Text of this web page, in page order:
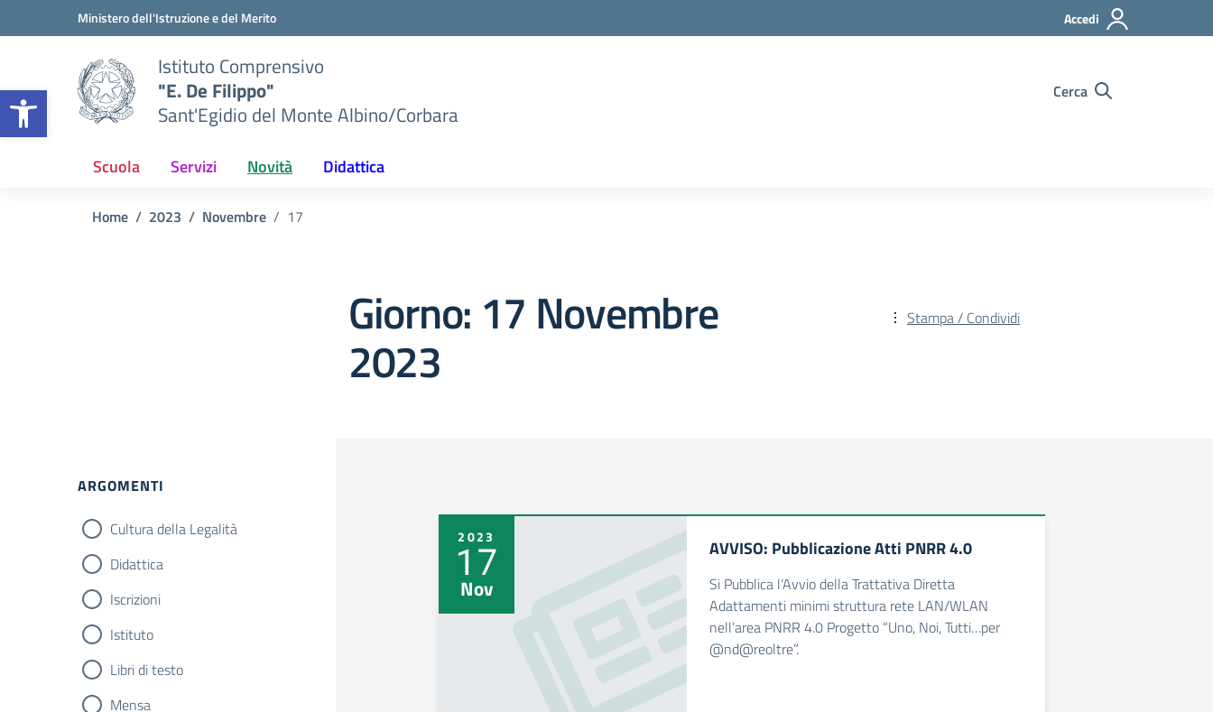
Apri la barra degli strumenti
Vai ai contenuti
Vai al menu di navigazioneMinistero dell'Istruzione e del Merito Accedi
Istituto Comprensivo
"E. De Filippo"
Sant'Egidio del Monte Albino/Corbara
Cerca
Scuola Servizi Novità Didattica
Home 2023 Novembre 17
Giorno: 17 Novembre
2023
Stampa / Condividi
ARGOMENTI
Cultura della Legalità
Didattica
Iscrizioni
Istituto
Libri di testo
Mensa
2023
17
Nov
AVVISO: Pubblicazione Atti PNRR 4.0
Si Pubblica l’Avvio della Trattativa Diretta
Adattamenti minimi struttura rete LAN/WLAN
nell’area PNRR 4.0 Progetto “Uno, Noi, Tutti…per
@nd@reoltre”.